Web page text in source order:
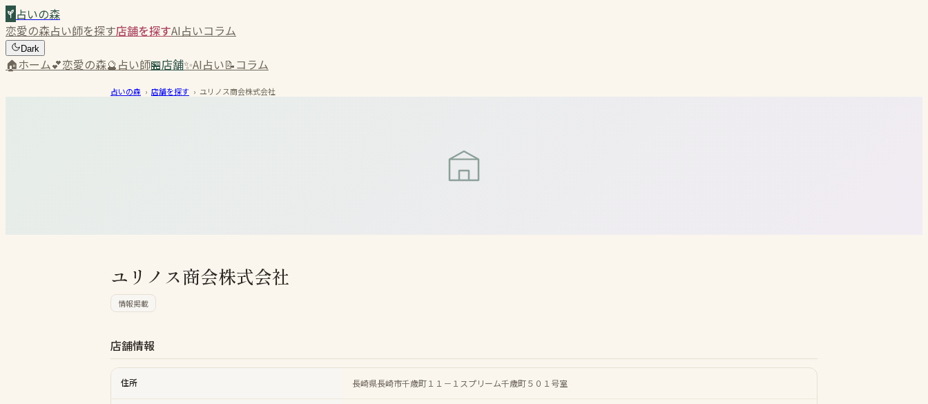
占いの森
恋愛の森占い師を探す店舗を探すAI占いコラム
Dark
🏠ホーム💕恋愛の森🔮占い師🏪店舗✨AI占い📝コラム
占いの森 › 店舗を探す › ユリノス商会株式会社
ユリノス商会株式会社
情報掲載
店舗情報
住所 長崎県長崎市千歳町１１－１スプリーム千歳町５０１号室